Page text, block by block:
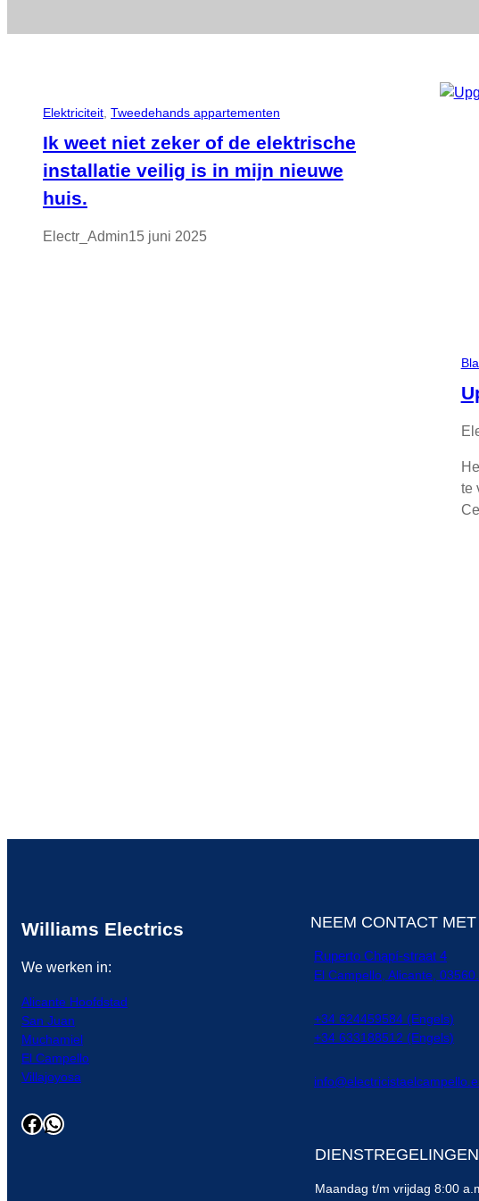
Elektriciteit Tweedehands appartementen
Ik weet niet zeker of de elektrische
installatie veilig is in mijn nieuwe
huis.
Electr_Admin15 juni 2025
te
Williams Electrics
We werken in:
Alicante Hoofdstad
San Juan
Muchamiel
El Campello
Villajoyosa
Facebook WhatsApp
NEEM CONTACT
Ruperto Chapí-straat 4
El Campello, Alicante, 03560.
+34 624459584 (Engels)
+34 633188512 (Engels)
DIENSTREGELINGEN
Maandag t/m vrijdag 8:00